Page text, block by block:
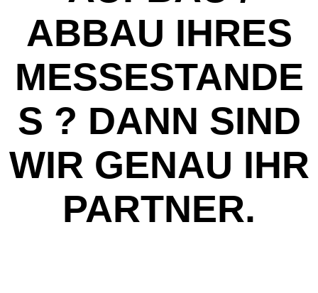
ABBAU IHRES
MESSESTANDE
S ? DANN SIND
WIR GENAU IHR
PARTNER.